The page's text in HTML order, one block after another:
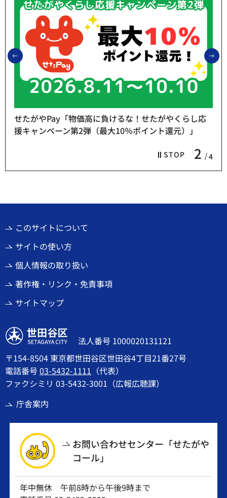
前のスライドを表示
STOP 2 4
せたがやPay「物価高に負けるな！せたがやくらし応
援キャンペーン第2弾（最大10％ポイント還元）」
このサイトについて
サイトの使い方
個人情報の取り扱い
著作権・リンク・免責事項
サイトマップ
世田谷区
法人番号 1000020131121
〒154-8504 東京都世田谷区世田谷4丁目21番27号
電話番号03-5432-1111 （代表）
ファクシミリ 03-5432-3001（広報広聴課）
庁舎案内
お問い合わせセンター「せたがや
コール」
年中無休 午前8時から午後9時まで